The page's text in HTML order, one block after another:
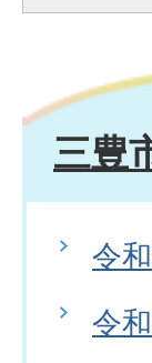
三豊
令
令